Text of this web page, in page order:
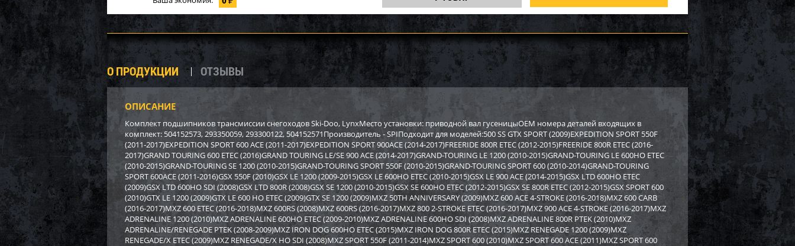
Бампер Sport Parts Inc. для
BRP (REV XP) SM-12454
3 170i 2 948i
222i Экономия
Бампер BRP SM-12022
4 170i 3 878i
292i Экономия
Бампер Arctic Cat/Yamaha SM-
12517
9 590i 8 919i
671i Экономия
Бампер Yamaha SM-12530
2 750 i 2 558
192i Экономия
О ПРОДУКЦИИ ОТЗЫВЫ
ОПИСАНИЕ
Комплект подшипников трансмиссии снегоходов Ski-Doo, LynxМесто установки: приводной вал гусеницыOEM номера деталей входящих в
комплект: 504152573, 293350059, 293300122, 504152571Производитель - SPIПодходит для моделей:500 SS GTX SPORT (2009)EXPEDITION SPORT 550F
(2011-2017)EXPEDITION SPORT 600 ACE (2011-2017)EXPEDITION SPORT 900ACE (2014-2017)FREERIDE 800R ETEC (2012-2015)FREERIDE 800R ETEC (2016-
2017)GRAND TOURING 600 ETEC (2016)GRAND TOURING LE/SE 900 ACE (2014-2017)GRAND-TOURING LE 1200 (2010-2015)GRAND-TOURING LE 600HO ETEC
(2010-2015)GRAND-TOURING SE 1200 (2010-2015)GRAND-TOURING SPORT 550F (2010-2015)GRAND-TOURING SPORT 600 (2010-2014)GRAND-TOURING
SPORT 600ACE (2011-2016)GSX 550F (2010)GSX LE 1200 (2009-2015)GSX LE 600HO ETEC (2010-2015)GSX LE 900 ACE (2014-2015)GSX LTD 600HO ETEC
(2009)GSX LTD 600HO SDI (2008)GSX LTD 800R (2008)GSX SE 1200 (2010-2015)GSX SE 600HO ETEC (2012-2015)GSX SE 800R ETEC (2012-2015)GSX SPORT 600
(2010)GTX LE 1200 (2009)GTX LE 600 HO ETEC (2009)GTX SE 1200 (2009)MXZ 50TH ANNIVERSARY (2009)MXZ 600 ACE 4-STROKE (2016-2018)MXZ 600 CARB
(2016-2017)MXZ 600 ETEC (2016-2018)MXZ 600RS (2008)MXZ 600RS (2016-2017)MXZ 800 2-STROKE ETEC (2016-2017)MXZ 900 ACE 4-STROKE (2016-2017)MXZ
ADRENALINE 1200 (2010)MXZ ADRENALINE 600HO ETEC (2009-2010)MXZ ADRENALINE 600HO SDI (2008)MXZ ADRENALINE 800R PTEK (2010)MXZ
ADRENALINE/RENEGADE PTEK (2008-2009)MXZ IRON DOG 600HO ETEC (2015)MXZ IRON DOG 800R ETEC (2015)MXZ RENEGADE 1200 (2009)MXZ
RENEGADE/X ETEC (2009)MXZ RENEGADE/X HO SDI (2008)MXZ SPORT 550F (2011-2014)MXZ SPORT 600 (2010)MXZ SPORT 600 ACE (2011)MXZ SPORT 600